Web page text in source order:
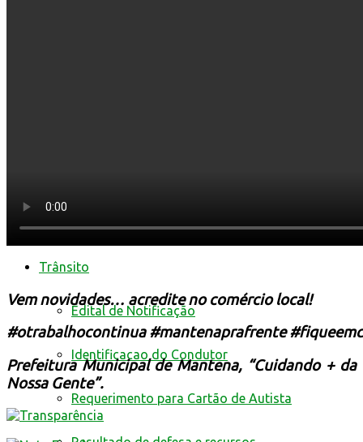
Fale com a prefeitura
Trânsito
Edital de Notificação
Identificacao do Condutor
Requerimento para Cartão de Autista
Vem novidades… acredite no comércio local!
#otrabalhocontinua #mantenaprafrente #
Prefeitura Municipal de Mantena, “Cuidando + da
Nossa Gente”.